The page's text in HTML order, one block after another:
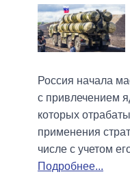
Россия начала
с привлечением
которых
применения
числе с учетом
Подробнее...